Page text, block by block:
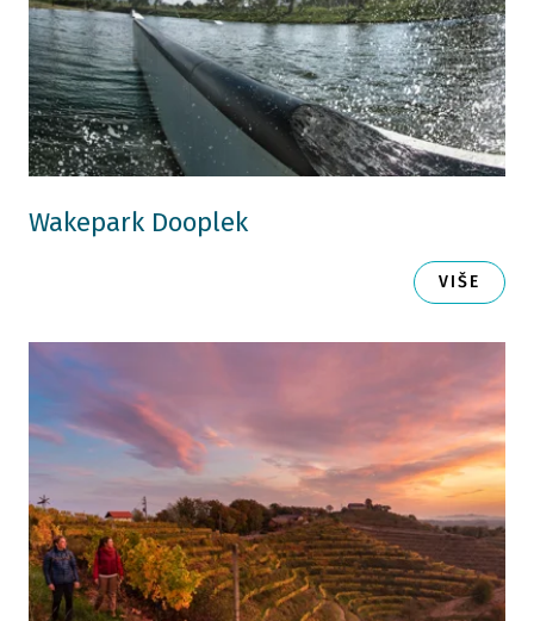
Wakepark Dooplek
VIŠE